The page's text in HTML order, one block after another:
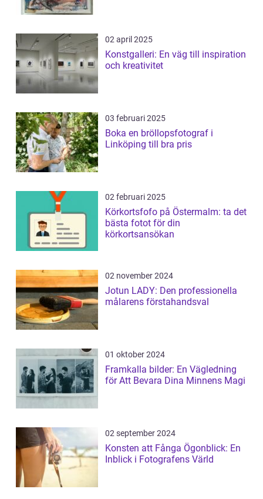
02 april 2025
Konstgalleri: En väg till inspiration
och kreativitet
03 februari 2025
Boka en bröllopsfotograf i
Linköping till bra pris
02 februari 2025
Körkortsfofo på Östermalm: ta det
bästa fotot för din
körkortsansökan
02 november 2024
Jotun LADY: Den professionella
målarens förstahandsval
01 oktober 2024
Framkalla bilder: En Vägledning
för Att Bevara Dina Minnens Magi
02 september 2024
Konsten att Fånga Ögonblick: En
Inblick i Fotografens Värld